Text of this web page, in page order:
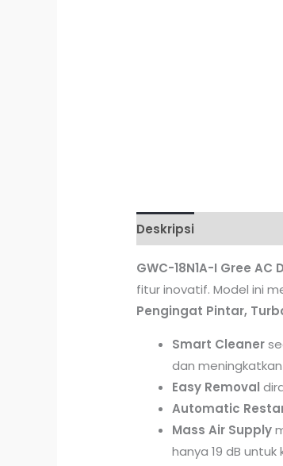
Deskripsi
GWC-18N1A-I Gree
fitur inovatif. Model ini
Pengingat Pintar,
Smart Cleaner
dan
Easy Removal
Automatic
Mass Air Supply
hanya 19 dB